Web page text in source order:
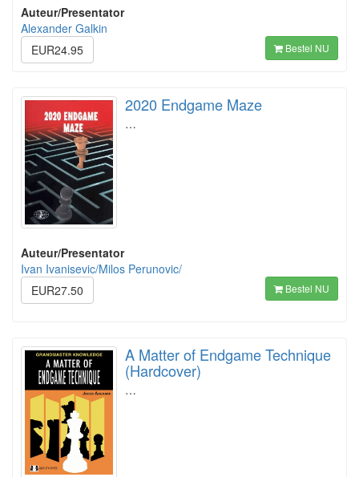
Auteur/Presentator
Alexander Galkin
EUR24.95
Bestel NU
2020 Endgame Maze
…
Auteur/Presentator
Ivan Ivanisevic/Milos Perunovic/
EUR27.50
Bestel NU
A Matter of Endgame Technique
(Hardcover)
…